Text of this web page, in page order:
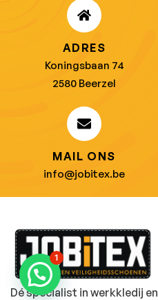
ADRES
Koningsbaan 74
2580 Beerzel
MAIL ONS
info@jobitex.be
Dé specialist in werkkledij
1